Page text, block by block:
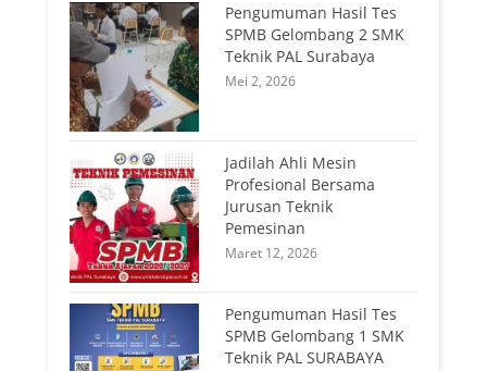
Pengumuman Hasil Tes
SPMB Gelombang 2 SMK
Teknik PAL Surabaya
Mei 2, 2026
Jadilah Ahli Mesin
Profesional Bersama
Jurusan Teknik
Pemesinan
Maret 12, 2026
Pengumuman Hasil Tes
SPMB Gelombang 1 SMK
Teknik PAL SURABAYA